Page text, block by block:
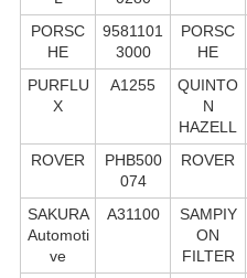
PORSC
HE
9581101
3000
PORSC
HE
PURFLU
X
A1255
QUINTO
N
HAZELL
ROVER
PHB500
074
ROVER
SAKURA
Automoti
ve
A31100
SAMPIY
ON
FILTER